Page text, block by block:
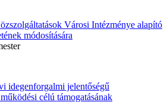
Városi Intézménye alapító
módosítására
idegenforgalmi jelentőségű
célú támogatásának